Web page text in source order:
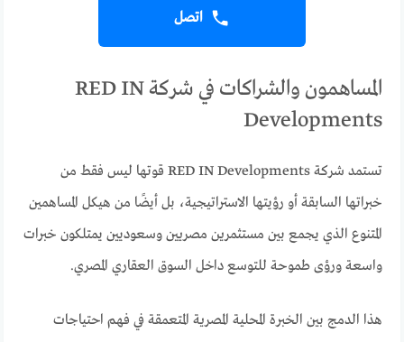
اتصل
المساهمون والشراكات في شركة RED IN
Developments
تستمد شركة RED IN Developments قوتها ليس فقط من
خبراتها السابقة أو رؤيتها الاستراتيجية، بل أيضًا من هيكل المساهمين
المتنوع الذي يجمع بين مستثمرين مصريين وسعوديين يمتلكون خبرات
واسعة ورؤى طموحة للتوسع داخل السوق العقاري المصري.
هذا الدمج بين الخبرة المحلية المصرية المتعمقة في فهم احتياجات